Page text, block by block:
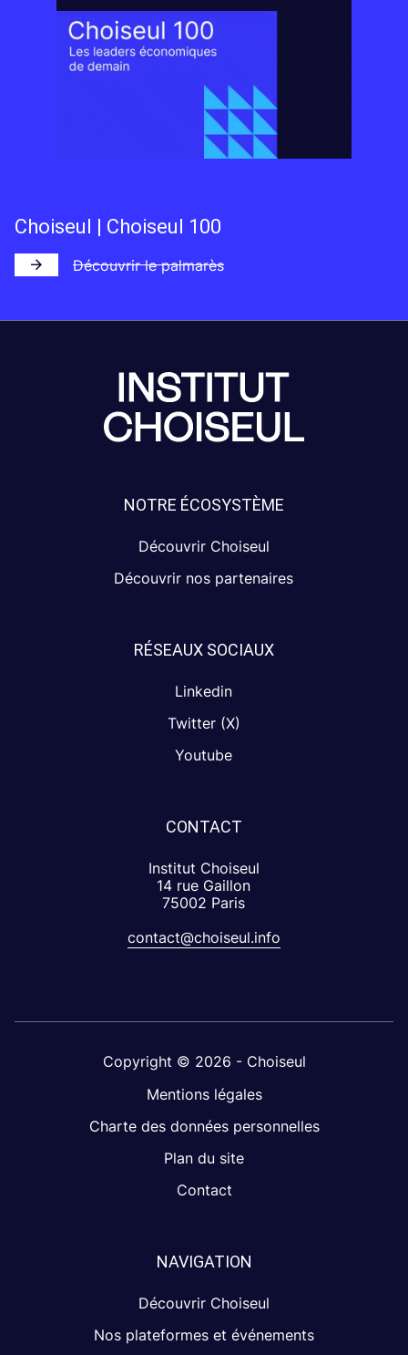
Choiseul | Choiseul 100
Découvrir le palmarès
NOTRE ÉCOSYSTÈME
Découvrir Choiseul
Découvrir nos partenaires
RÉSEAUX SOCIAUX
Linkedin
Twitter (X)
Youtube
CONTACT
Institut Choiseul
14 rue Gaillon
75002 Paris
contact@choiseul.info
Copyright © 2026 - Choiseul
Mentions légales
Charte des données personnelles
Plan du site
Contact
NAVIGATION
Découvrir Choiseul
Nos plateformes et événements